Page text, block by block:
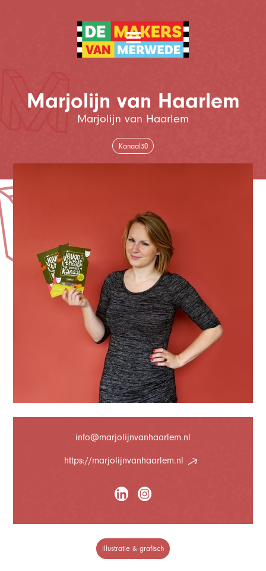
Marjolijn van Haarlem
Marjolijn van Haarlem
Kanaal30
info@marjolijnvanhaarlem.nl
https://marjolijnvanhaarlem.nl
illustratie & grafisch